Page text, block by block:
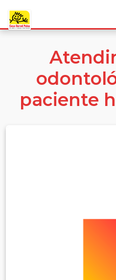
paciente